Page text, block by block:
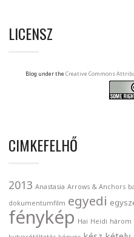
LICENSZ
Blog under the Creative Commons
CIMKEFELHŐ
2013 Anastasia Arrows & Anchors
dokumentumfilm egyedi
fénykép Hai Heidi három